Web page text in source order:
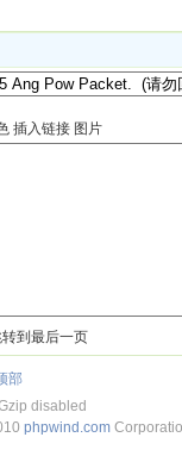
插入链接 图片
到最后一页
部
disabled
phpwind.com